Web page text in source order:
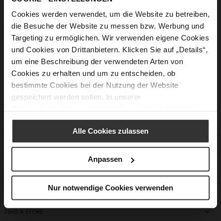
Cookies werden verwendet, um die Website zu betreiben,
die Besuche der Website zu messen bzw. Werbung und
Targeting zu ermöglichen. Wir verwenden eigene Cookies
und Cookies von Drittanbietern. Klicken Sie auf „Details“,
um eine Beschreibung der verwendeten Arten von
Cookies zu erhalten und um zu entscheiden, ob
bestimmte Cookies bei der Nutzung der Website
gespeichert werden sollen. In unserer
Alle Cookies zulassen
Anpassen
Nur notwendige Cookies verwenden
Should you not have found the answer to your question
our customer service would be pleased to assist you.
Contact form
CUSTOMER SERVICE
CONTACT
FIND A STORE